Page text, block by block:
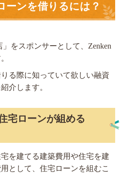
ーンを借りるには？
をスポンサーとして、Zenken
る際に知っていて欲しい融資
介します。
宅ローンが組める
を建てる建築費用や住宅を建
として、住宅ローンを組むこ